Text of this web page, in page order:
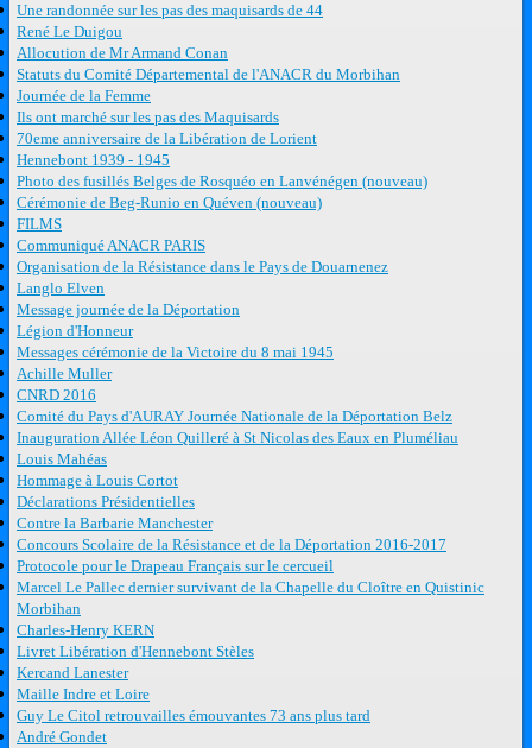
Une randonnée sur les pas des maquisards de 44
René Le Duigou
Allocution de Mr Armand Conan
Statuts du Comité Départemental de l'ANACR du Morbihan
Journée de la Femme
Ils ont marché sur les pas des Maquisards
70eme anniversaire de la Libération de Lorient
Hennebont 1939 - 1945
Photo des fusillés Belges de Rosquéo en Lanvénégen (nouveau)
Cérémonie de Beg-Runio en Quéven (nouveau)
FILMS
Communiqué ANACR PARIS
Organisation de la Résistance dans le Pays de Douarnenez
Langlo Elven
Message journée de la Déportation
Légion d'Honneur
Messages cérémonie de la Victoire du 8 mai 1945
Achille Muller
CNRD 2016
Comité du Pays d'AURAY Journée Nationale de la Déportation Belz
Inauguration Allée Léon Quilleré à St Nicolas des Eaux en Pluméliau
Louis Mahéas
Hommage à Louis Cortot
Déclarations Présidentielles
Contre la Barbarie Manchester
Concours Scolaire de la Résistance et de la Déportation 2016-2017
Protocole pour le Drapeau Français sur le cercueil
Marcel Le Pallec dernier survivant de la Chapelle du Cloître en Quistinic
Morbihan
Charles-Henry KERN
Livret Libération d'Hennebont Stèles
Kercand Lanester
Maille Indre et Loire
Guy Le Citol retrouvailles émouvantes 73 ans plus tard
André Gondet